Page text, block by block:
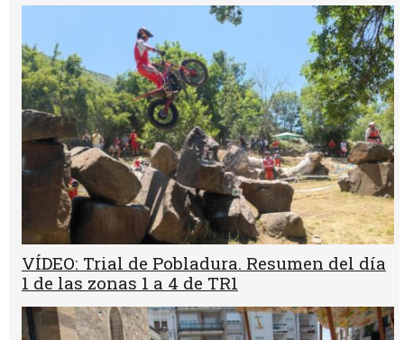
VÍDEO: Trial de Pobladura. Resumen del día
1 de las zonas 1 a 4 de TR1